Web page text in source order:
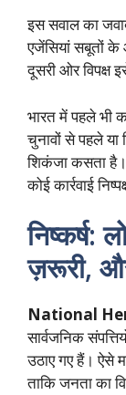
इस सवाल का
एजेंसियां सबूतों के
दूसरी ओर विपक्ष
भारत में पहले भी
चुनावों से पहले
शिकंजा कसता
कोई कार्रवाई
निष्कर्ष:
ज़रूरी,
National
सार्वजनिक
उठाए गए हैं। ऐसे
ताकि जनता का